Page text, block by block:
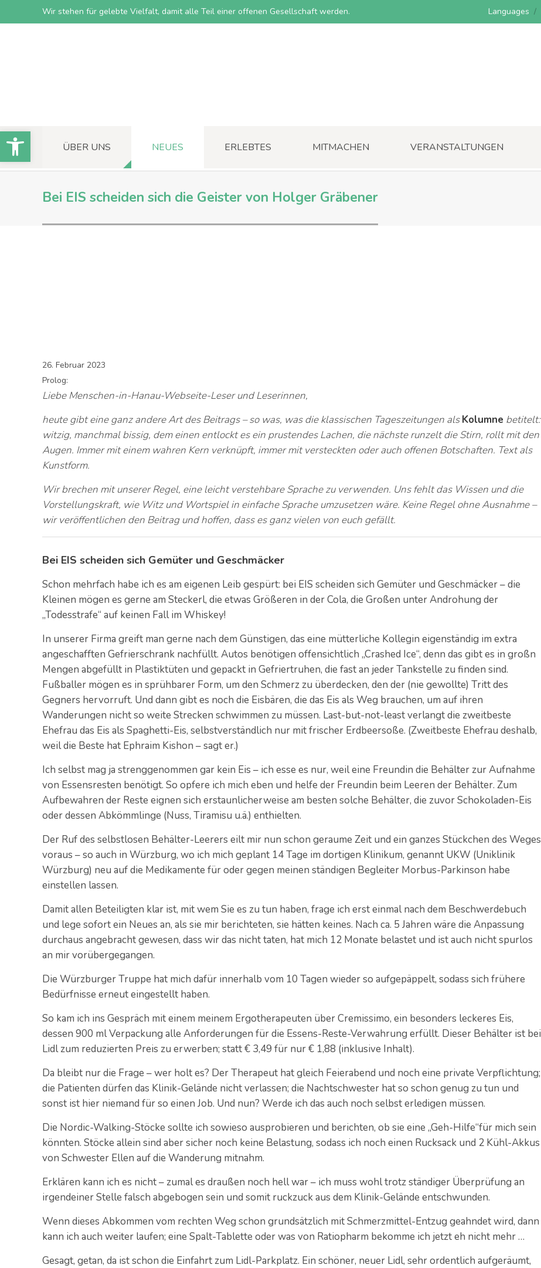
Wir stehen für gelebte Vielfalt, damit alle Teil einer offenen Gesellschaft werden. Languages
ÜBER UNS NEUES ERLEBTES MITMACHEN VERANSTALTUNGEN
Bei EIS scheiden sich die Geister von Holger Gräbener
26. Februar 2023
Prolog:
Liebe Menschen-in-Hanau-Webseite-Leser und Leserinnen,
heute gibt eine ganz andere Art des Beitrags – so was, was die klassischen Tageszeitungen alsKolumne betitelt:
witzig, manchmal bissig, dem einen entlockt es ein prustendes Lachen, die nächste runzelt die Stirn, rollt mit den
Augen. Immer mit einem wahren Kern verknüpft, immer mit versteckten oder auch offenen Botschaften. Text als
Kunstform.
Wir brechen mit unserer Regel, eine leicht verstehbare Sprache zu verwenden. Uns fehlt das Wissen und die
Vorstellungskraft, wie Witz und Wortspiel in einfache Sprache umzusetzen wäre. Keine Regel ohne Ausnahme –
wir veröffentlichen den Beitrag und hoffen, dass es ganz vielen von euch gefällt.
Bei EIS scheiden sich Gemüter und Geschmäcker
Schon mehrfach habe ich es am eigenen Leib gespürt: bei EIS scheiden sich Gemüter und Geschmäcker – die
Kleinen mögen es gerne am Steckerl, die etwas Größeren in der Cola, die Großen unter Androhung der
„Todesstrafe“ auf keinen Fall im Whiskey!
In unserer Firma greift man gerne nach dem Günstigen, das eine mütterliche Kollegin eigenständig im extra
angeschafften Gefrierschrank nachfüllt. Autos benötigen offensichtlich „Crashed Ice“, denn das gibt es in großn
Mengen abgefüllt in Plastiktüten und gepackt in Gefriertruhen, die fast an jeder Tankstelle zu finden sind.
Fußballer mögen es in sprühbarer Form, um den Schmerz zu überdecken, den der (nie gewollte) Tritt des
Gegners hervorruft. Und dann gibt es noch die Eisbären, die das Eis als Weg brauchen, um auf ihren
Wanderungen nicht so weite Strecken schwimmen zu müssen. Last-but-not-least verlangt die zweitbeste
Ehefrau das Eis als Spaghetti-Eis, selbstverständlich nur mit frischer Erdbeersoße. (Zweitbeste Ehefrau deshalb,
weil die Beste hat Ephraim Kishon – sagt er.)
Ich selbst mag ja strenggenommen gar kein Eis – ich esse es nur, weil eine Freundin die Behälter zur Aufnahme
von Essensresten benötigt. So opfere ich mich eben und helfe der Freundin beim Leeren der Behälter. Zum
Aufbewahren der Reste eignen sich erstaunlicherweise am besten solche Behälter, die zuvor Schokoladen-Eis
oder dessen Abkömmlinge (Nuss, Tiramisu u.ä.) enthielten.
Der Ruf des selbstlosen Behälter-Leerers eilt mir nun schon geraume Zeit und ein ganzes Stückchen des Weges
voraus – so auch in Würzburg, wo ich mich geplant 14 Tage im dortigen Klinikum, genannt UKW (Uniklinik
Würzburg) neu auf die Medikamente für oder gegen meinen ständigen Begleiter Morbus-Parkinson habe
einstellen lassen.
Damit allen Beteiligten klar ist, mit wem Sie es zu tun haben, frage ich erst einmal nach dem Beschwerdebuch
und lege sofort ein Neues an, als sie mir berichteten, sie hätten keines. Nach ca. 5 Jahren wäre die Anpassung
durchaus angebracht gewesen, dass wir das nicht taten, hat mich 12 Monate belastet und ist auch nicht spurlos
an mir vorübergegangen.
Die Würzburger Truppe hat mich dafür innerhalb vom 10 Tagen wieder so aufgepäppelt, sodass sich frühere
Bedürfnisse erneut eingestellt haben.
So kam ich ins Gespräch mit einem meinem Ergotherapeuten über Cremissimo, ein besonders leckeres Eis,
dessen 900 ml Verpackung alle Anforderungen für die Essens-Reste-Verwahrung erfüllt. Dieser Behälter ist bei
Lidl zum reduzierten Preis zu erwerben; statt € 3,49 für nur € 1,88 (inklusive Inhalt).
Da bleibt nur die Frage – wer holt es? Der Therapeut hat gleich Feierabend und noch eine private Verpflichtung;
die Patienten dürfen das Klinik-Gelände nicht verlassen; die Nachtschwester hat so schon genug zu tun und
sonst ist hier niemand für so einen Job. Und nun? Werde ich das auch noch selbst erledigen müssen.
Die Nordic-Walking-Stöcke sollte ich sowieso ausprobieren und berichten, ob sie eine „Geh-Hilfe“für mich sein
könnten. Stöcke allein sind aber sicher noch keine Belastung, sodass ich noch einen Rucksack und 2 Kühl-Akkus
von Schwester Ellen auf die Wanderung mitnahm.
Erklären kann ich es nicht – zumal es draußen noch hell war – ich muss wohl trotz ständiger Überprüfung an
irgendeiner Stelle falsch abgebogen sein und somit ruckzuck aus dem Klinik-Gelände entschwunden.
Wenn dieses Abkommen vom rechten Weg schon grundsätzlich mit Schmerzmittel-Entzug geahndet wird, dann
kann ich auch weiter laufen; eine Spalt-Tablette oder was von Ratiopharm bekomme ich jetzt eh nicht mehr …
Gesagt, getan, da ist schon die Einfahrt zum Lidl-Parkplatz. Ein schöner, neuer Lidl, sehr ordentlich aufgeräumt,
Open toolbar